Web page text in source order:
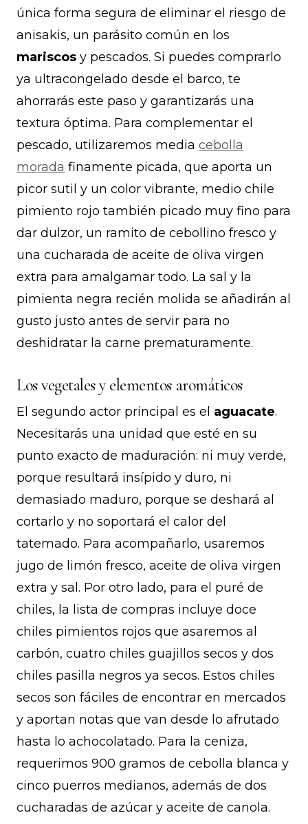
única forma segura de eliminar el riesgo de
anisakis, un parásito común en los
mariscos y pescados. Si puedes comprarlo
ya ultracongelado desde el barco, te
ahorrarás este paso y garantizarás una
textura óptima. Para complementar el
pescado, utilizaremos media cebolla
morada finamente picada, que aporta un
picor sutil y un color vibrante, medio chile
pimiento rojo también picado muy fino para
dar dulzor, un ramito de cebollino fresco y
una cucharada de aceite de oliva virgen
extra para amalgamar todo. La sal y la
pimienta negra recién molida se añadirán al
gusto justo antes de servir para no
deshidratar la carne prematuramente.
Los vegetales y elementos aromáticos
El segundo actor principal es el aguacate.
Necesitarás una unidad que esté en su
punto exacto de maduración: ni muy verde,
porque resultará insípido y duro, ni
demasiado maduro, porque se deshará al
cortarlo y no soportará el calor del
tatemado. Para acompañarlo, usaremos
jugo de limón fresco, aceite de oliva virgen
extra y sal. Por otro lado, para el puré de
chiles, la lista de compras incluye doce
chiles pimientos rojos que asaremos al
carbón, cuatro chiles guajillos secos y dos
chiles pasilla negros ya secos. Estos chiles
secos son fáciles de encontrar en mercados
y aportan notas que van desde lo afrutado
hasta lo achocolatado. Para la ceniza,
requerimos 900 gramos de cebolla blanca y
cinco puerros medianos, además de dos
cucharadas de azúcar y aceite de canola.